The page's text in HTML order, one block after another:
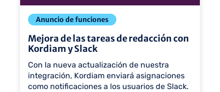
Anuncio de funciones
Mejora de las tareas de redacción con
Kordiam y Slack
Con la nueva actualización de nuestra
integración, Kordiam enviará asignaciones
como notificaciones a los usuarios de Slack.